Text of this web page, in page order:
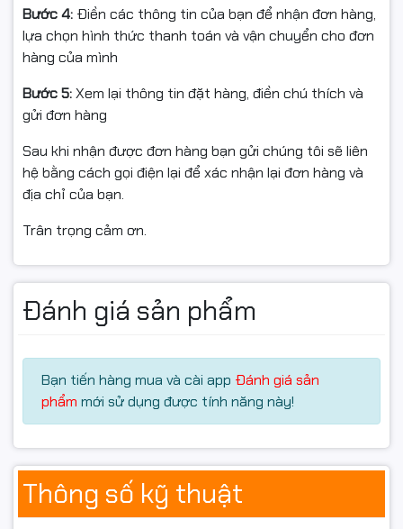
Màn hình lớn, hiển thị sắc nét
Màn hình15.6 inchđộ phân giải
nét, phù hợp cho làm việc, học tập và giải trí hằng
ngày.
Bước 4: Điền các thông tin của bạn để nhận đơn hàng,
lựa chọn hình thức thanh toán và vận chuyển cho đơn
hàng của mình
Bước 5:Xem lại thông tin đặt hàng, điền chú thích và
gửi đơn hàng
Sau khi nhận được đơn hàng bạn gửi chúng tôi sẽ liên
hệ bằng cách gọi điện lại để xác nhận lại đơn hàng và
địa chỉ của bạn.
Trân trọng cảm ơn.
Đánh giá sản phẩm
Bạn tiến hàng mua và cài app Đánh giá sản
phẩm mới sử dụng được tính năng này!
Thông số kỹ thuật